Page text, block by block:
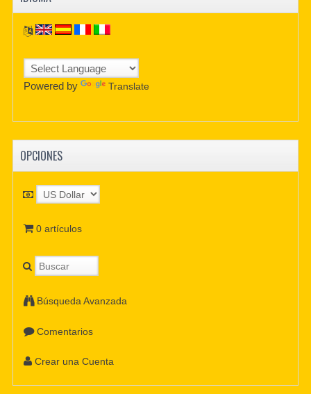
Powered by Translate
OPCIONES
0 artículos
Búsqueda Avanzada
Comentarios
Crear una Cuenta